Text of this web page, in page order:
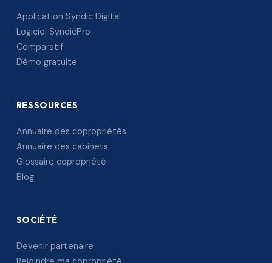
Application Syndic Digital
Logiciel SyndicPro
Comparatif
Démo gratuite
RESSOURCES
Annuaire des copropriétés
Annuaire des cabinets
Glossaire copropriété
Blog
SOCIÉTÉ
Devenir partenaire